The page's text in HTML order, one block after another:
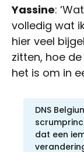
Yassine:
volledig wat
hier veel
zitten, hoe
het is om in
DNS
dat een